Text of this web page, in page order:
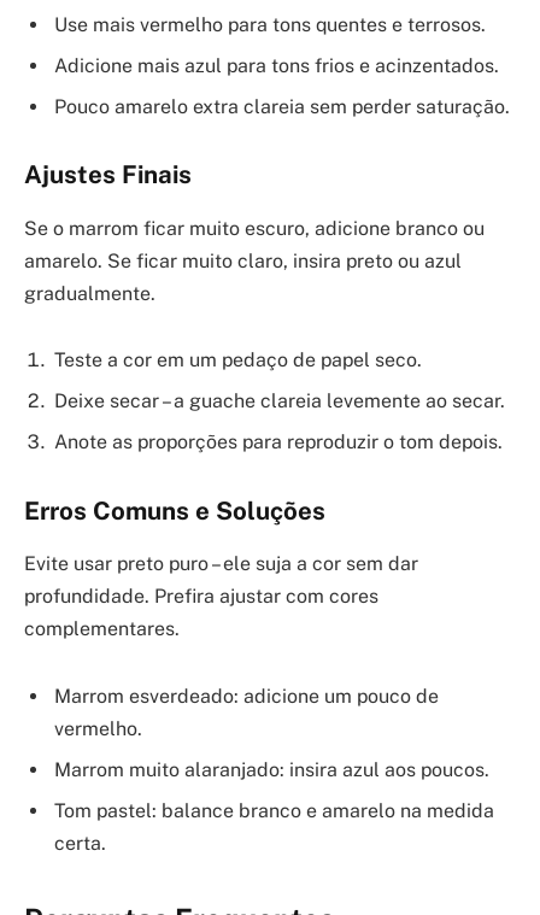
Use mais vermelho para tons quentes e terrosos.
Adicione mais azul para tons frios e acinzentados.
Pouco amarelo extra clareia sem perder saturação.
Ajustes Finais
Se o marrom ficar muito escuro, adicione branco ou
amarelo. Se ficar muito claro, insira preto ou azul
gradualmente.
Teste a cor em um pedaço de papel seco.
Deixe secar – a guache clareia levemente ao secar.
Anote as proporções para reproduzir o tom depois.
Erros Comuns e Soluções
Evite usar preto puro – ele suja a cor sem dar
profundidade. Prefira ajustar com cores
complementares.
Marrom esverdeado: adicione um pouco de
vermelho.
Marrom muito alaranjado: insira azul aos poucos.
Tom pastel: balance branco e amarelo na medida
certa.